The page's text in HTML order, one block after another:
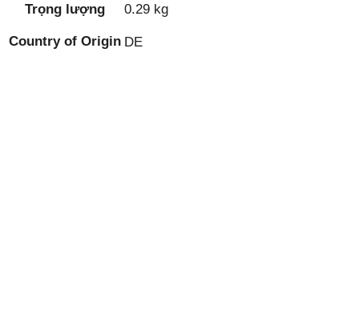
Trọng lượng 0.29 kg
Country of Origin DE